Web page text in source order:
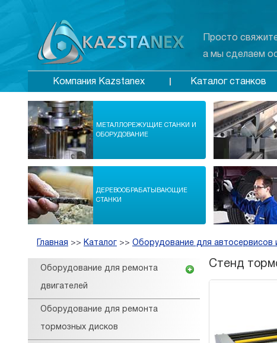
Просто
а мы сделаем
Компания Kazstanex Каталог станков
МЕТАЛЛОРЕЖУЩИЕ СТАНКИ И
ОБОРУДОВАНИЕ
ДЕРЕВООБРАБАТЫВАЮЩИЕ
СТАНКИ
Главная >> Каталог >> Оборудование для автосервисов
Оборудование для ремонта
двигателей
Оборудование для ремонта
тормозных дисков
Стенд